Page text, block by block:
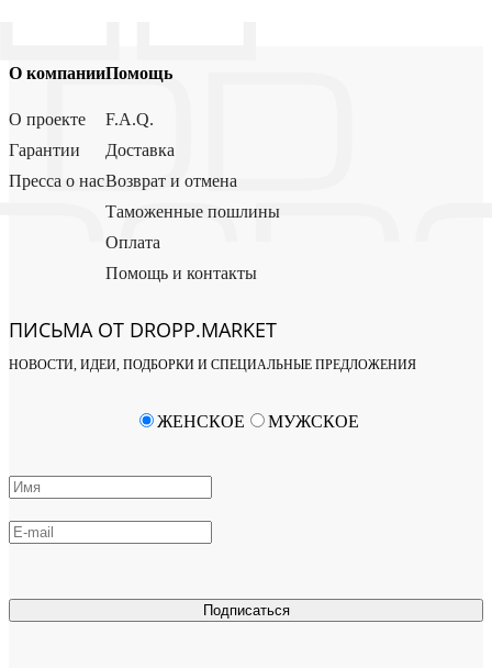
О компании
О проекте
Гарантии
Пресса о нас
Помощь
F.A.Q.
Доставка
Возврат и отмена
Таможенные пошлины
Оплата
Помощь и контакты
ПИСЬМА ОТ DROPP.MARKET
НОВОСТИ, ИДЕИ, ПОДБОРКИ И СПЕЦИАЛЬНЫЕ ПРЕДЛОЖЕНИЯ
Подписаться
ЖЕНСКОЕ МУЖСКОЕ